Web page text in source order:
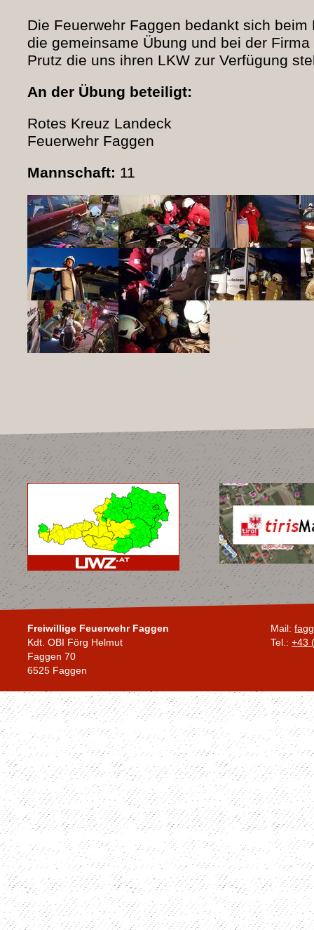
Die Feuerwehr Faggen bedankt sich
die gemeinsame Übung und bei der
Prutz die uns ihren LKW zur Verfügung
An der Übung beteiligt:
Rotes Kreuz Landeck
Feuerwehr Faggen
Mannschaft: 11
Freiwillige Feuerwehr Faggen
Kdt. OBI Förg Helmut
Faggen 70
6525 Faggen
Mail:
Tel.:+43